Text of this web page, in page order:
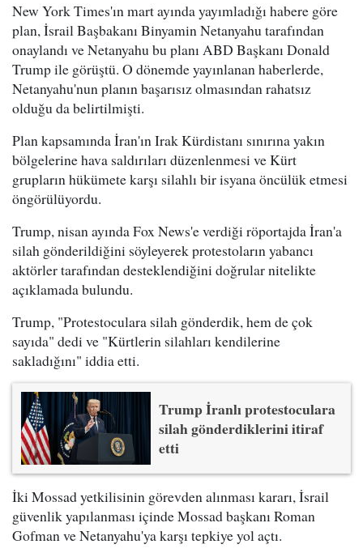
New York Times'ın mart ayında yayımladığı habere göre
plan, İsrail Başbakanı Binyamin Netanyahu tarafından
onaylandı ve Netanyahu bu planı ABD Başkanı Donald
Trump ile görüştü. O dönemde yayınlanan haberlerde,
Netanyahu'nun planın başarısız olmasından rahatsız
olduğu da belirtilmişti.
Plan kapsamında İran'ın Irak Kürdistanı sınırına yakın
bölgelerine hava saldırıları düzenlenmesi ve Kürt
grupların hükümete karşı silahlı bir isyana öncülük etmesi
öngörülüyordu.
Trump, nisan ayında Fox News'e verdiği röportajda İran'a
silah gönderildiğini söyleyerek protestoların yabancı
aktörler tarafından desteklendiğini doğrular nitelikte
açıklamada bulundu.
Trump, "Protestoculara silah gönderdik, hem de çok
sayıda" dedi ve "Kürtlerin silahları kendilerine
sakladığını" iddia etti.
Trump İranlı protestoculara
silah gönderdiklerini itiraf
etti
İki Mossad yetkilisinin görevden alınması kararı, İsrail
güvenlik yapılanması içinde Mossad başkanı Roman
Gofman ve Netanyahu'ya karşı tepkiye yol açtı.